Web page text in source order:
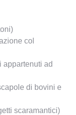
col
appartenuti ad
di bovini e
scaramantici)